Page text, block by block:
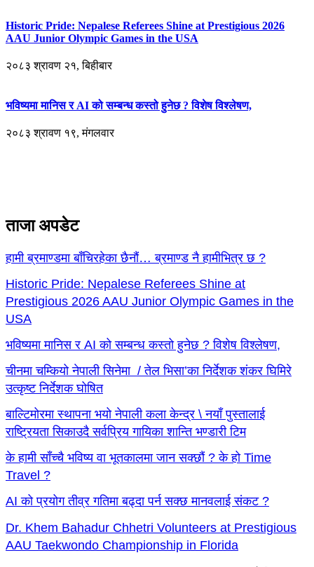
Historic Pride: Nepalese Referees Shine at Prestigious 2026
AAU Junior Olympic Games in the USA
२०८३ श्रावण २१, बिहीबार
भविष्यमा मानिस र AI को सम्बन्ध कस्तो हुनेछ ? विशेष विश्लेषण,
२०८३ श्रावण १९, मंगलवार
ताजा अपडेट
हामी ब्रमाण्डमा बाँचिरहेका छैनौं… ब्रमाण्ड नै हामीभित्र छ ?
Historic Pride: Nepalese Referees Shine at
Prestigious 2026 AAU Junior Olympic Games in the
USA
भविष्यमा मानिस र AI को सम्बन्ध कस्तो हुनेछ ? विशेष विश्लेषण,
चीनमा चम्कियो नेपाली सिनेमा / तेल भिसा’का निर्देशक शंकर घिमिरे
उत्कृष्ट निर्देशक घोषित
बाल्टिमोरमा स्थापना भयो नेपाली कला केन्द्र \ नयाँ पुस्तालाई
राष्ट्रियता सिकाउदै सर्वप्रिय गायिका शान्ति भण्डारी टिम
के हामी साँच्चै भविष्य वा भूतकालमा जान सक्छौं ? के हो Time
Travel ?
AI को प्रयोग तीव्र गतिमा बढ्दा पर्न सक्छ मानवलाई संकट ?
Dr. Khem Bahadur Chhetri Volunteers at Prestigious
AAU Taekwondo Championship in Florida